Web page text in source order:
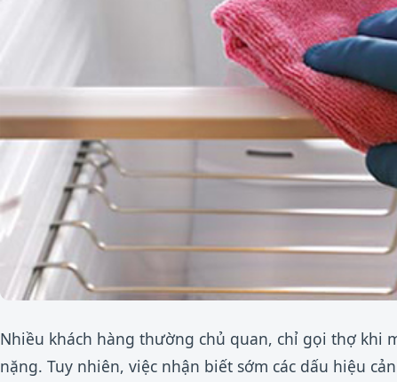
Nhiều khách hàng thường chủ quan, chỉ gọi thợ khi
nặng. Tuy nhiên, việc nhận biết sớm các dấu hiệu